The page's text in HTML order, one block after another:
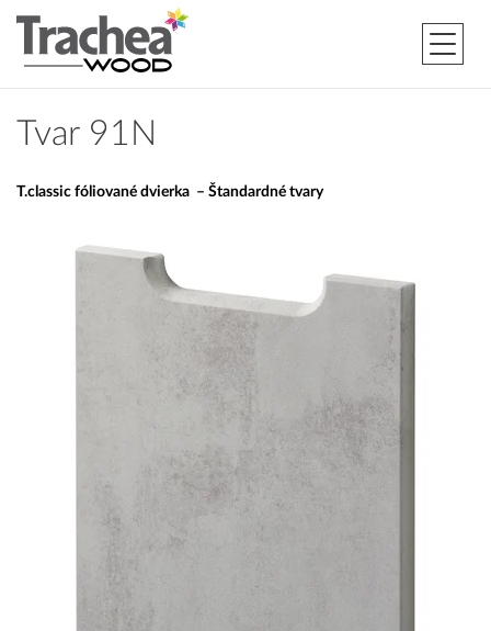
Tvar 91N
T.classic fóliované dvierka – Štandardné tvary